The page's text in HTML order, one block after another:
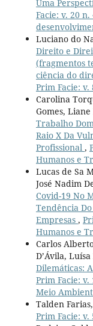
Uma
Facie: v. 20
Luciano do
Direito e
(fragmentos
ciência do
Prim Facie: v.
Carolina
Gomes,
Trabalho
Raio X Da
Profissional ,
Humanos e
Lucas de Sa
José Nadim
Covid-19 No
Tendência
Empresas ,
Humanos e
Carlos
D’Ávila,
Dilemáticas:
Prim Facie: v.
Meio
Talden Farias,
Prim Facie: v.